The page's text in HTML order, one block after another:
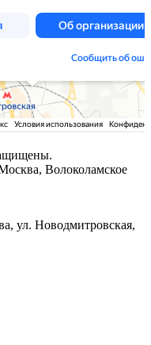
Волоколамское
ул. Новодмитровская,